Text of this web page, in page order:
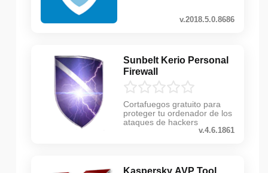
v.2018.5.0.8686
Sunbelt Kerio Personal
Firewall
Cortafuegos gratuito para
proteger tu ordenador de los
ataques de hackers
v.4.6.1861